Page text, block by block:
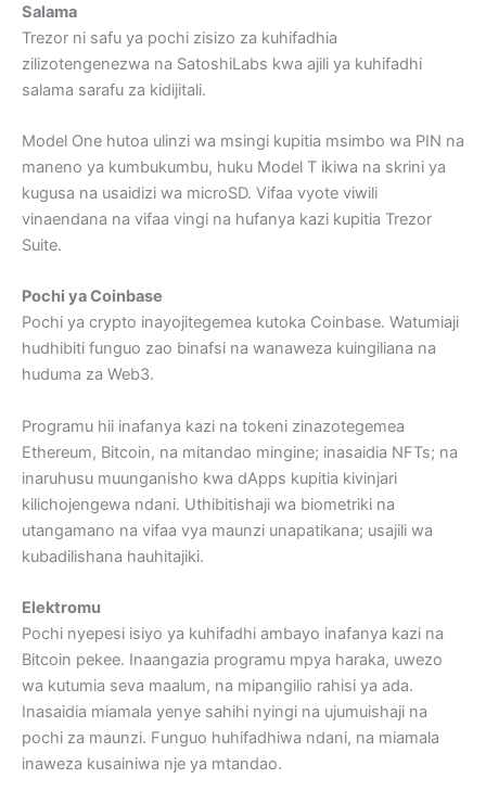
Salama
Trezor ni safu ya pochi zisizo za kuhifadhia
zilizotengenezwa na SatoshiLabs kwa ajili ya kuhifadhi
salama sarafu za kidijitali.
Model One hutoa ulinzi wa msingi kupitia msimbo wa PIN na
maneno ya kumbukumbu, huku Model T ikiwa na skrini ya
kugusa na usaidizi wa microSD. Vifaa vyote viwili
vinaendana na vifaa vingi na hufanya kazi kupitia Trezor
Suite.
Pochi ya Coinbase
Pochi ya crypto inayojitegemea kutoka Coinbase. Watumiaji
hudhibiti funguo zao binafsi na wanaweza kuingiliana na
huduma za Web3.
Programu hii inafanya kazi na tokeni zinazotegemea
Ethereum, Bitcoin, na mitandao mingine; inasaidia NFTs; na
inaruhusu muunganisho kwa dApps kupitia kivinjari
kilichojengewa ndani. Uthibitishaji wa biometriki na
utangamano na vifaa vya maunzi unapatikana; usajili wa
kubadilishana hauhitajiki.
Elektromu
Pochi nyepesi isiyo ya kuhifadhi ambayo inafanya kazi na
Bitcoin pekee. Inaangazia programu mpya haraka, uwezo
wa kutumia seva maalum, na mipangilio rahisi ya ada.
Inasaidia miamala yenye sahihi nyingi na ujumuishaji na
pochi za maunzi. Funguo huhifadhiwa ndani, na miamala
inaweza kusainiwa nje ya mtandao.